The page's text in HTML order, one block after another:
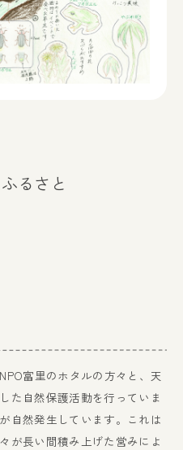
るさと
富里のホタルの方々と、天
た自然保護活動を行っていま
自然発生しています。これは
が長い間積み上げた営みによ